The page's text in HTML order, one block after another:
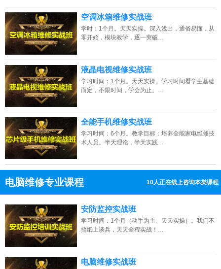
空调冰箱维修实战班
学时：1个月。天天实操。深入浅出，通俗易懂，从
零开始，模块教学，逐一突破…
液晶电视维修实战班
学习时间：1个月。天天实操。学习时间看学生基础
而定，不限时间，学会为止。…
全能手机维修实战班
学习时间：6个月。教学目标：培养全能家电维修技
术人员。半天理论，半天实践…
电脑维修专业课程 6人正在线上咨询本类课程
点击免费咨询电话：13807313137
安防监控实战班
学习时间：1个月（动手为主、天天实操）。我们不
搞纸上谈兵，天天全程实战！…
电脑维修实战班